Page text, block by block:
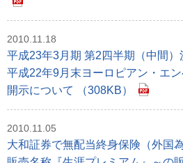
2010.11.18
平成23年3月期 第2四半期（中間
平成22年9月末ヨーロピアン・エ
開示について （308KB）
2010.11.05
大和証券で無配当終身保険（外国